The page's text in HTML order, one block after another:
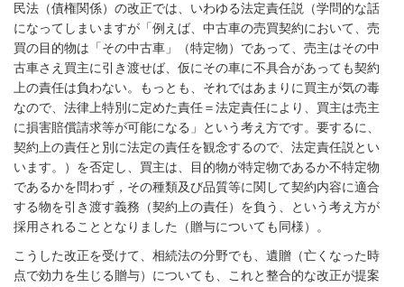
民法（債権関係）の改正では、いわゆる法定責任説（学問的な話
になってしまいますが「例えば、中古車の売買契約において、売
買の目的物は「その中古車」（特定物）であって、売主はその中
古車さえ買主に引き渡せば、仮にその車に不具合があっても契約
上の責任は負わない。もっとも、それではあまりに買主が気の毒
なので、法律上特別に定めた責任＝法定責任により、買主は売主
に損害賠償請求等が可能になる」という考え方です。要するに、
契約上の責任と別に法定の責任を観念するので、法定責任説とい
います。）を否定し、買主は、目的物が特定物であるか不特定物
であるかを問わず，その種類及び品質等に関して契約内容に適合
する物を引き渡す義務（契約上の責任）を負う、という考え方が
採用されることとなりました（贈与についても同様）。
こうした改正を受けて、相続法の分野でも、遺贈（亡くなった時
点で効力を生じる贈与）についても、これと整合的な改正が提案